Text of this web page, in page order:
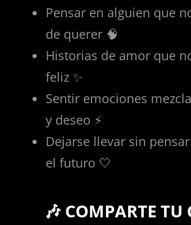
Pensar en alguien que
de querer 🧠
Historias de amor que
feliz ✨
Sentir emociones
y deseo ⚡
Dejarse llevar sin
el futuro 🤍
🎶 COMPARTE TU